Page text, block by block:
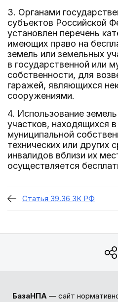
3. Органами
субъектов Российской
установлен перечень
имеющих право на
земель или земельных
в государственной или
собственности, для
гаражей, являющихся
сооружениями.
4. Использование
участков, находящихся
муниципальной
технических или других
инвалидов вблизи их
осуществляется
Статья 39.36 ЗК РФ
БазаНПА — сайт